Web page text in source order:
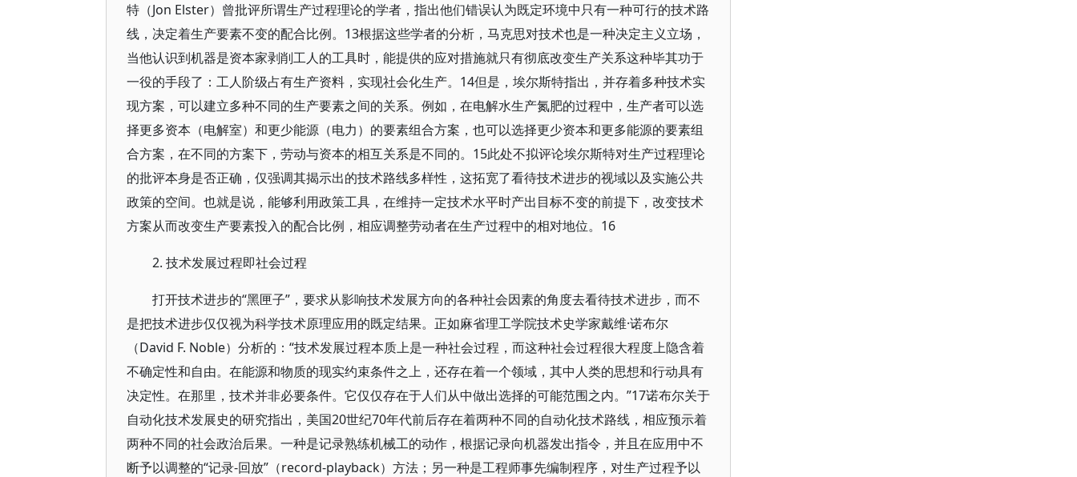
特（Jon Elster）曾批评所谓生产过程理论的学者，指出他们错误认为既定环境中只有一种可行的技术路
线，决定着生产要素不变的配合比例。13根据这些学者的分析，马克思对技术也是一种决定主义立场，
当他认识到机器是资本家剥削工人的工具时，能提供的应对措施就只有彻底改变生产关系这种毕其功于
一役的手段了：工人阶级占有生产资料，实现社会化生产。14但是，埃尔斯特指出，并存着多种技术实
现方案，可以建立多种不同的生产要素之间的关系。例如，在电解水生产氮肥的过程中，生产者可以选
择更多资本（电解室）和更少能源（电力）的要素组合方案，也可以选择更少资本和更多能源的要素组
合方案，在不同的方案下，劳动与资本的相互关系是不同的。15此处不拟评论埃尔斯特对生产过程理论
的批评本身是否正确，仅强调其揭示出的技术路线多样性，这拓宽了看待技术进步的视域以及实施公共
政策的空间。也就是说，能够利用政策工具，在维持一定技术水平时产出目标不变的前提下，改变技术
方案从而改变生产要素投入的配合比例，相应调整劳动者在生产过程中的相对地位。16
2. 技术发展过程即社会过程
打开技术进步的“黑匣子”，要求从影响技术发展方向的各种社会因素的角度去看待技术进步，而不
是把技术进步仅仅视为科学技术原理应用的既定结果。正如麻省理工学院技术史学家戴维·诺布尔
（David F. Noble）分析的：“技术发展过程本质上是一种社会过程，而这种社会过程很大程度上隐含着
不确定性和自由。在能源和物质的现实约束条件之上，还存在着一个领域，其中人类的思想和行动具有
决定性。在那里，技术并非必要条件。它仅仅存在于人们从中做出选择的可能范围之内。”17诺布尔关于
自动化技术发展史的研究指出，美国20世纪70年代前后存在着两种不同的自动化技术路线，相应预示着
两种不同的社会政治后果。一种是记录熟练机械工的动作，根据记录向机器发出指令，并且在应用中不
断予以调整的“记录-回放”（record-playback）方法；另一种是工程师事先编制程序，对生产过程予以